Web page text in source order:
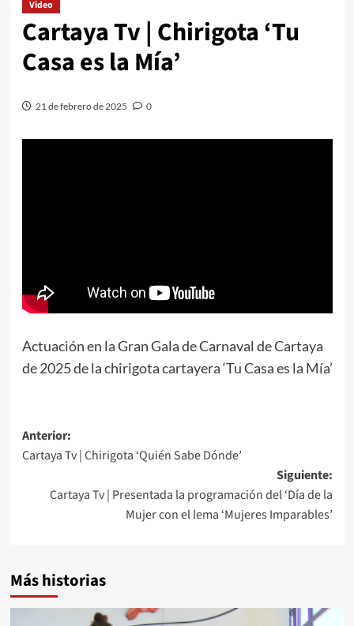
Video
Cartaya Tv | Chirigota ‘Tu
Casa es la Mía’
21 de febrero de 2025 0
Actuación en la Gran Gala de Carnaval de Cartaya
de 2025 de la chirigota cartayera ‘Tu Casa es la Mía’
Anterior:
Cartaya Tv | Chirigota ‘Quién Sabe Dónde’
Siguiente:
Cartaya Tv | Presentada la programación del ‘Día de la
Mujer con el lema ‘Mujeres Imparables’
Más historias